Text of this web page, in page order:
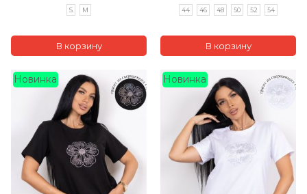
S M 44 46 48 50 52 54
Новинка Новинка